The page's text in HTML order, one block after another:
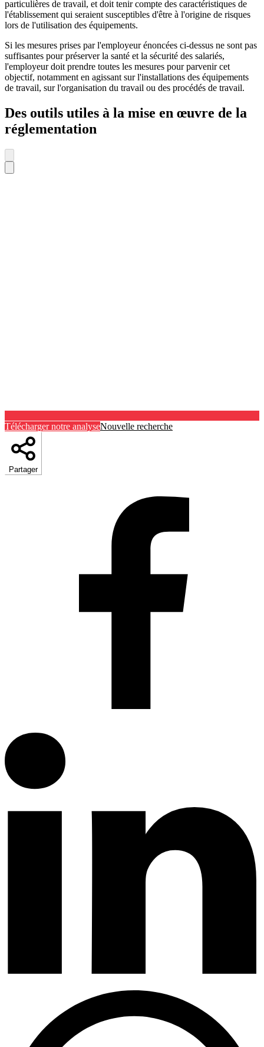
particulières de travail, et doit tenir compte des caractéristiques de
l'établissement qui seraient susceptibles d'être à l'origine de risques
lors de l'utilisation des équipements.
Si les mesures prises par l'employeur énoncées ci-dessus ne sont pas
suffisantes pour préserver la santé et la sécurité des salariés,
l'employeur doit prendre toutes les mesures pour parvenir cet
objectif, notamment en agissant sur l'installations des équipements
de travail, sur l'organisation du travail ou des procédés de travail.
Des outils utiles à la mise en œuvre de la
réglementation
Télécharger notre analyseNouvelle recherche
Partager